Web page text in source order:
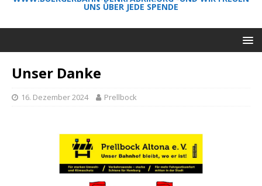
UNS ÜBER JEDE SPENDE
Unser Danke
16. Dezember 2024 Prellbock